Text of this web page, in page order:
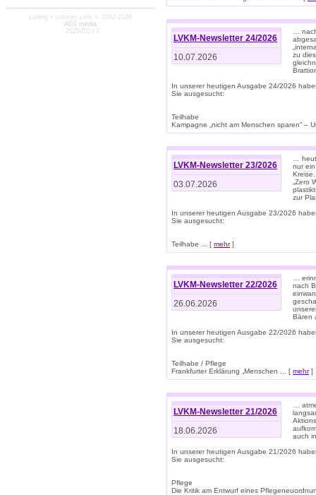
coding + custom cms © 2002-2026
AD1 media
· 2625455 | 7
LVKM-Newsletter 24/2026
10.07.2026
…
zu
In unserer heutigen Ausgabe 24/2026
Sie ausgesucht:
Teilhabe
Kampagne „nicht am Menschen sparen“ –
LVKM-Newsletter 23/2026
03.07.2026
…
nur
„Zero
zur
In unserer heutigen Ausgabe 23/2026
Sie ausgesucht:
Teilhabe ... [ mehr]
LVKM-Newsletter 22/2026
26.06.2026
…
nach
Bären
In unserer heutigen Ausgabe 22/2026
Sie ausgesucht:
Teilhabe / Pflege
Frankfurter Erklärung „Menschen ... [ mehr]
LVKM-Newsletter 21/2026
18.06.2026
…
auch
In unserer heutigen Ausgabe 21/2026
Sie ausgesucht:
Pflege
Die Kritik am Entwurf eines